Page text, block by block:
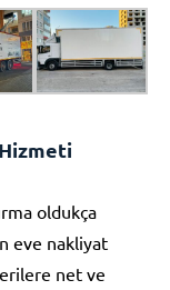
oldukça
eve nakliyat
net ve